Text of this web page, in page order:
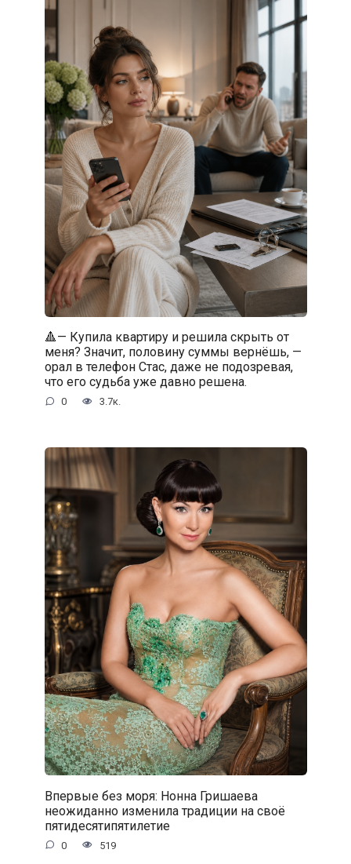
🔺— Купила квартиру и решила скрыть от
меня? Значит, половину суммы вернёшь, —
орал в телефон Стас, даже не подозревая,
что его судьба уже давно решена.
0 3.7к.
Впервые без моря: Нонна Гришаева
неожиданно изменила традиции на своё
пятидесятипятилетие
0 519